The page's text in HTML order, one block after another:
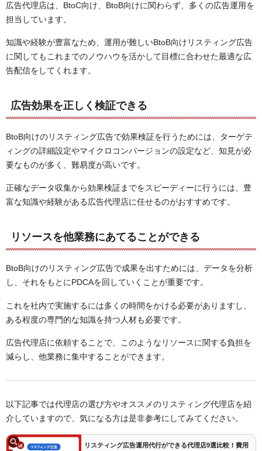
広告代理店は、BtoC向け、BtoB向けに関わらず、多くの広告運用を
担当しています。
知識や経験が豊富なため、運用が難しいBtoB向けリスティング広告
に関してもこれまでのノウハウを活かして目標に合わせた最適な広
告配信をしてくれます。
広告効果を正しく検証できる
BtoB向けのリスティング広告で効果検証を行うためには、ターゲテ
ィングの詳細設定やマイクロコンバージョンの設定など、知見が必
要なものが多く、難易度が高いです。
正確なデータ収集から効果検証までをスピーディーに行うには、豊
富な知識や経験がある広告代理店に任せるのがおすすめです。
リソースを他業務にあてることができる
BtoB向けのリスティング広告で成果を出すためには、データを分析
し、それをもとにPDCAを回していくことが重要です。
これを社内で実施するには多くの時間をかける必要がありますし、
ある程度の専門的な知識を持つ人材も必要です。
広告代理店に依頼することで、このようなリソースに関する負担を
減らし、他業務に集中することができます。
以下記事では代理店の選び方やオススメのリスティング代理店を紹
介していますので、気になる方は是非参考にしてみてください。
リスティング広告運用代行ができる代理店9選比較！費用